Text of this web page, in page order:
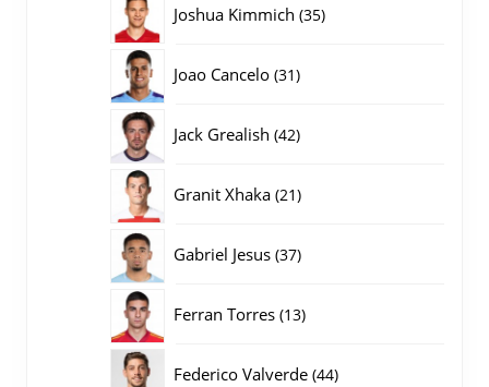
Joshua Kimmich 3535
Joao Cancelo 3131
Jack Grealish 4242
Granit Xhaka 2121
Gabriel Jesus 3737
Ferran Torres 1313
Federico Valverde 4444